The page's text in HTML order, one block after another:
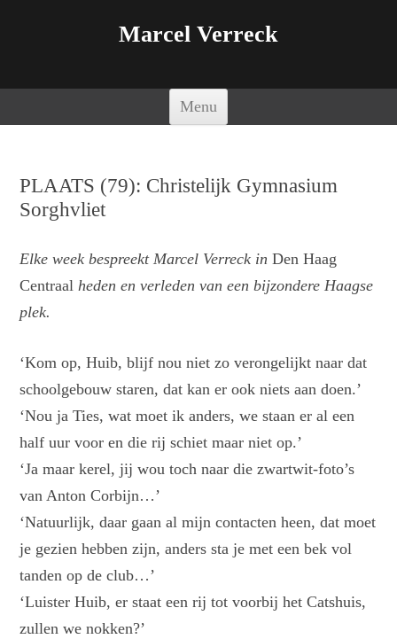
Marcel Verreck
Menu
PLAATS (79): Christelijk Gymnasium
Sorghvliet
Elke week bespreekt Marcel Verreck in Den Haag
Centraal heden en verleden van een bijzondere Haagse
plek.
‘Kom op, Huib, blijf nou niet zo verongelijkt naar dat
schoolgebouw staren, dat kan er ook niets aan doen.’
‘Nou ja Ties, wat moet ik anders, we staan er al een
half uur voor en die rij schiet maar niet op.’
‘Ja maar kerel, jij wou toch naar die zwartwit-foto’s
van Anton Corbijn…’
‘Natuurlijk, daar gaan al mijn contacten heen, dat moet
je gezien hebben zijn, anders sta je met een bek vol
tanden op de club…’
‘Luister Huib, er staat een rij tot voorbij het Catshuis,
zullen we nokken?’